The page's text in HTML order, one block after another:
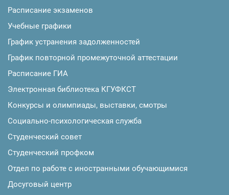
Расписание экзаменов
Учебные графики
График устранения задолженностей
График повторной промежуточной аттестации
Расписание ГИА
Электронная библиотека КГУФКСТ
Конкурсы и олимпиады, выставки, смотры
Социально-психологическая служба
Студенческий совет
Студенческий профком
Отдел по работе с иностранными обучающимися
Досуговый центр